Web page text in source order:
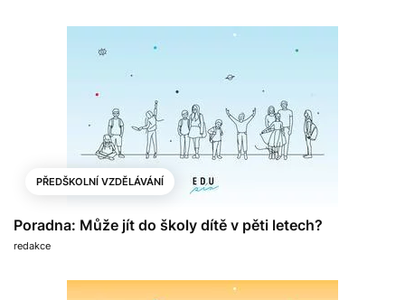
PŘEDŠKOLNÍ VZDĚLÁVÁNÍ
Poradna: Může jít do školy dítě v pěti letech?
redakce